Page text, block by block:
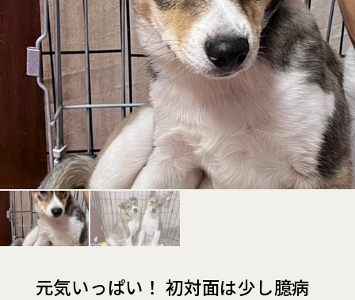
元気いっぱい！ 初対面は少し臆病